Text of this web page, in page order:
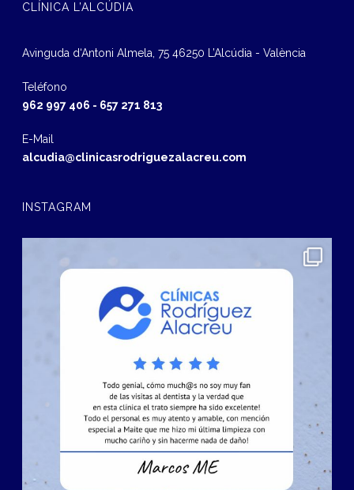
CLÍNICA L’ALCÚDIA
Avinguda d‘Antoni Almela, 75 46250 L’Alcúdia - València
Teléfono
962 997 406 - 657 271 813
E-Mail
alcudia@clinicasrodriguezalacreu.com
INSTAGRAM